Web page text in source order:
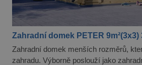
Zahradní domek PETER 9m²(3x3)
Zahradní domek menších rozměrů,
zahradu. Výborně poslouží jako